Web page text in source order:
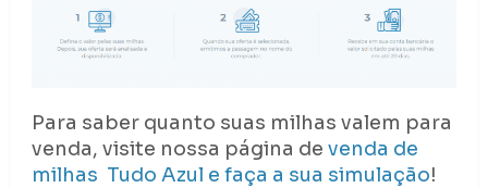
Para saber quanto suas milhas valem para
venda, visite nossa página de venda de
milhas Tudo Azul e faça a sua simulação!